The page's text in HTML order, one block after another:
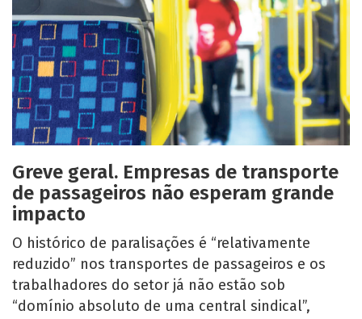
Greve geral. Empresas de transporte
de passageiros não esperam grande
impacto
O histórico de paralisações é “relativamente
reduzido” nos transportes de passageiros e os
trabalhadores do setor já não estão sob
“domínio absoluto de uma central sindical”,